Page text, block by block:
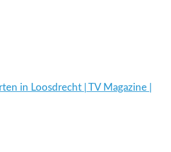
in Loosdrecht | TV Magazine |